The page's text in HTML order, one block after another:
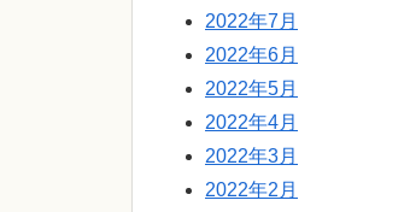
2022年7月
2022年6月
2022年5月
2022年4月
2022年3月
2022年2月